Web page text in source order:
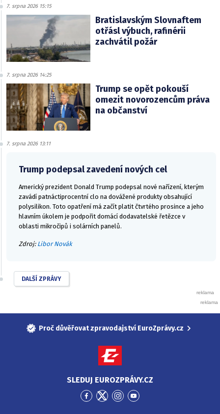
7. srpna 2026 15:15
Bratislavským Slovnaftem
otřásl výbuch, rafinérii
zachvátil požár
7. srpna 2026 14:25
Trump se opět pokouší
omezit novorozencům práva
na občanství
7. srpna 2026 13:11
Trump podepsal zavedení nových cel
Americký prezident Donald Trump podepsal nové nařízení, kterým
zavádí patnáctiprocentní clo na dovážené produkty obsahující
polysilikon. Toto opatření má začít platit čtvrtého prosince a jeho
hlavním úkolem je podpořit domácí dodavatelské řetězce v
oblasti mikročipů i solárních panelů.
Zdroj: Libor Novák
DALŠÍ ZPRÁVY
Proč důvěřovat zpravodajství EuroZprávy.cz
SLEDUJ EUROZPRÁVY.CZ
PřejítPřejítPřejítPřejít